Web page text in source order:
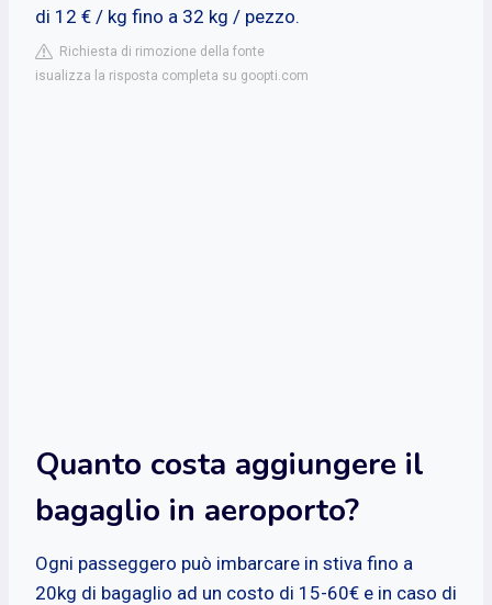
di 12 € / kg fino a 32 kg / pezzo.
Richiesta di rimozione della fonte
isualizza la risposta completa su goopti.com
Quanto costa aggiungere il
bagaglio in aeroporto?
Ogni passeggero può imbarcare in stiva fino a
20kg di bagaglio ad un costo di 15-60€ e in caso di